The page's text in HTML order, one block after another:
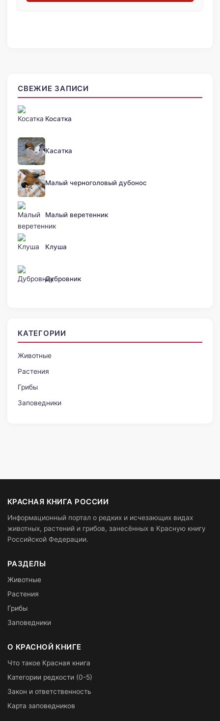
СВЕЖИЕ ЗАПИСИ
Косатка
Касатка
Малый черноголовый дубонос
Малый веретенник
Клуша
Дубровник
КАТЕГОРИИ
Животные
Растения
Грибы
Заповедники
КРАСНАЯ КНИГА РОССИИ
Информационный портал о редких и исчезающих видах
животных, растений и грибов, занесённых в Красную книгу
Российской Федерации.
РАЗДЕЛЫ
Животные
Растения
Грибы
Заповедники
О КРАСНОЙ КНИГЕ
Что такое Красная книга
Категории редкости (0-5)
Закон и ответственность
Карта заповедников